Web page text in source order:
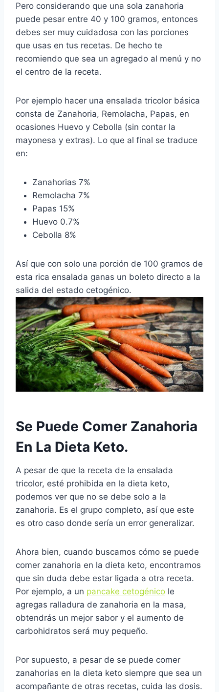
Pero considerando que una sola zanahoria
puede pesar entre 40 y 100 gramos, entonces
debes ser muy cuidadosa con las porciones
que usas en tus recetas. De hecho te
recomiendo que sea un agregado al menú y no
el centro de la receta.
Por ejemplo hacer una ensalada tricolor básica
consta de Zanahoria, Remolacha, Papas, en
ocasiones Huevo y Cebolla (sin contar la
mayonesa y extras). Lo que al final se traduce
en:
Zanahorias 7%
Remolacha 7%
Papas 15%
Huevo 0.7%
Cebolla 8%
Así que con solo una porción de 100 gramos de
esta rica ensalada ganas un boleto directo a la
salida del estado cetogénico.
Se Puede Comer Zanahoria
En La Dieta Keto.
A pesar de que la receta de la ensalada
tricolor, esté prohibida en la dieta keto,
podemos ver que no se debe solo a la
zanahoria. Es el grupo completo, así que este
es otro caso donde sería un error generalizar.
Ahora bien, cuando buscamos cómo se puede
comer zanahoria en la dieta keto, encontramos
que sin duda debe estar ligada a otra receta.
Por ejemplo, a un pancake cetogénico le
agregas ralladura de zanahoria en la masa,
obtendrás un mejor sabor y el aumento de
carbohidratos será muy pequeño.
Por supuesto, a pesar de se puede comer
zanahorias en la dieta keto siempre que sea un
acompañante de otras recetas, cuida las dosis.